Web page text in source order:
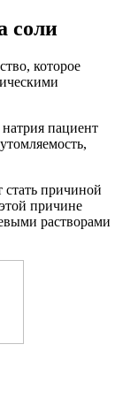
соли
которое
пациент
причиной
причине
растворами